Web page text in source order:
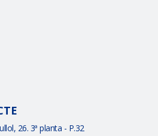
26. 3ª planta - P.32